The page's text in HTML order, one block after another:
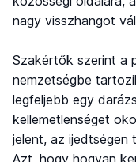
nagy visszhangot
Szakértők szerint a
nemzetségbe
legfeljebb egy
kellemetlenséget
jelent, az ijedtségen
Azt, hogy hogyan